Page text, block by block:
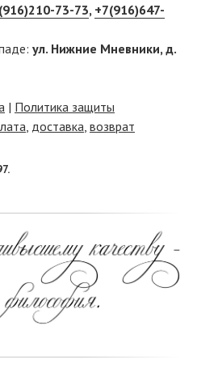
73-73, +7(916)647-
ул. Нижние Мневники, д.
| Политика защиты
доставка возврат